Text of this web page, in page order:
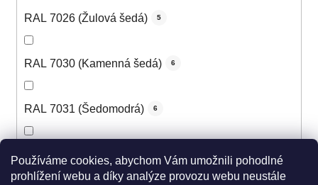
Používáme cookies, abychom Vám umožnili pohodlné
prohlížení webu a díky analýze provozu webu neustále
RAL 7026 (Žulová šedá) 5
RAL 7030 (Kamenná šedá) 6
RAL 7031 (Šedomodrá) 6
RAL 7032 (Štěrková šedá)